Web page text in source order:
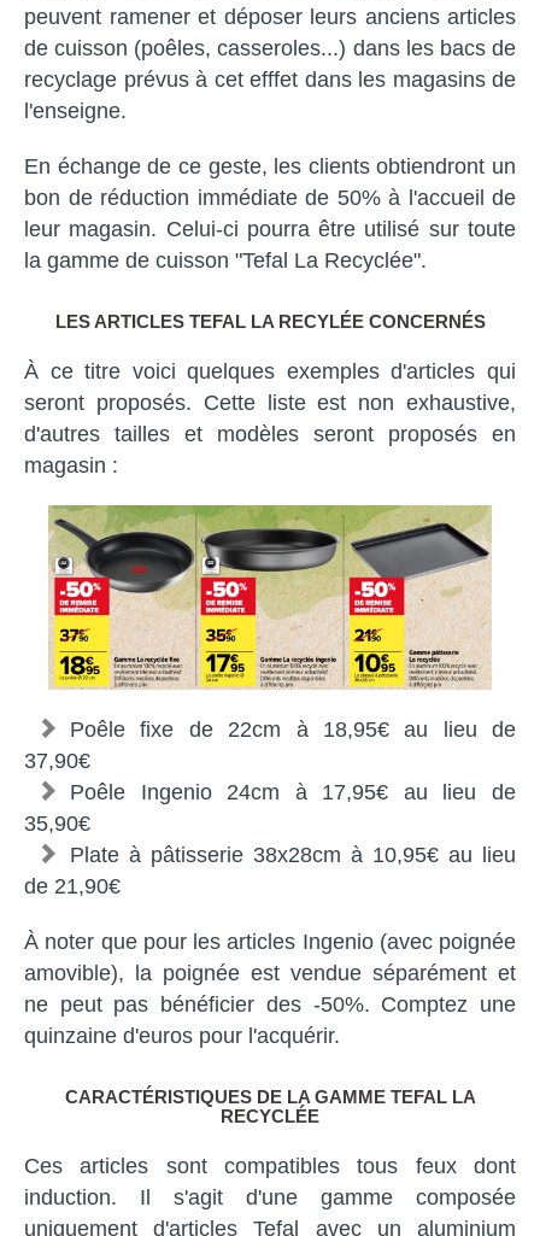
peuvent ramener et déposer leurs anciens articles
de cuisson (poêles, casseroles...) dans les bacs de
recyclage prévus à cet efffet dans les magasins de
l'enseigne.
En échange de ce geste, les clients obtiendront un
bon de réduction immédiate de 50% à l'accueil de
leur magasin. Celui-ci pourra être utilisé sur toute
la gamme de cuisson "Tefal La Recyclée".
LES ARTICLES TEFAL LA RECYLÉE CONCERNÉS
À ce titre voici quelques exemples d'articles qui
seront proposés. Cette liste est non exhaustive,
d'autres tailles et modèles seront proposés en
magasin :
Poêle fixe de 22cm à 18,95€ au lieu de
37,90€
Poêle Ingenio 24cm à 17,95€ au lieu de
35,90€
Plate à pâtisserie 38x28cm à 10,95€ au lieu
de 21,90€
À noter que pour les articles Ingenio (avec poignée
amovible), la poignée est vendue séparément et
ne peut pas bénéficier des -50%. Comptez une
quinzaine d'euros pour l'acquérir.
CARACTÉRISTIQUES DE LA GAMME TEFAL LA
RECYCLÉE
Ces articles sont compatibles tous feux dont
induction. Il s'agit d'une gamme composée
uniquement d'articles Tefal avec un aluminium